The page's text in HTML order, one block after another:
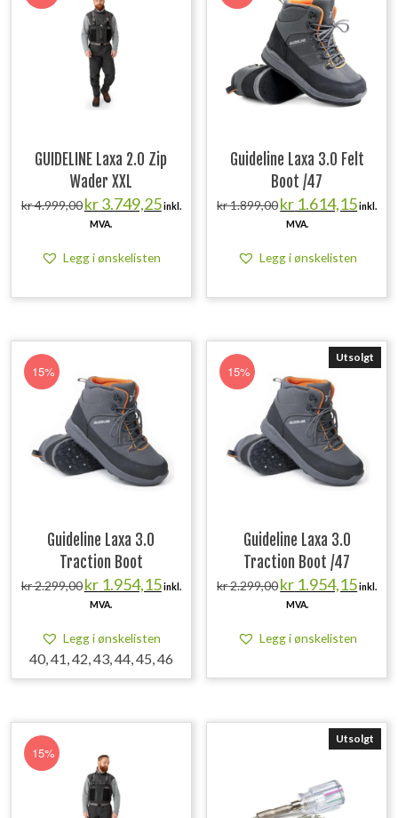
GUIDELINE Laxa 2.0 Zip
Wader XXL
kr4.999,00 Opprinnelig
pris
var:
kr3.749,25Nåværende
pris
inkl.
MVA.
Legg i ønskelisten
Guideline Laxa 3.0 Felt
Boot /47
kr1.899,00Opprinnelig
pris
var:
kr 1.614,15
pris
inkl.
MVA.
Legg i ønskelisten
15%
Guideline Laxa 3.0
Traction Boot
kr2.299,00 Opprinnelig
pris
var:
kr1.954,15Nåværende
pris
inkl.
MVA.
Legg i ønskelisten
40, 41, 42, 43, 44, 45, 46
15%
Utsolgt
Guideline Laxa 3.0
Traction Boot /47
kr2.299,00Opprinnelig
pris
var:
kr 1.954,15
pris
inkl.
MVA.
Legg i ønskelisten
15%
Utsolgt